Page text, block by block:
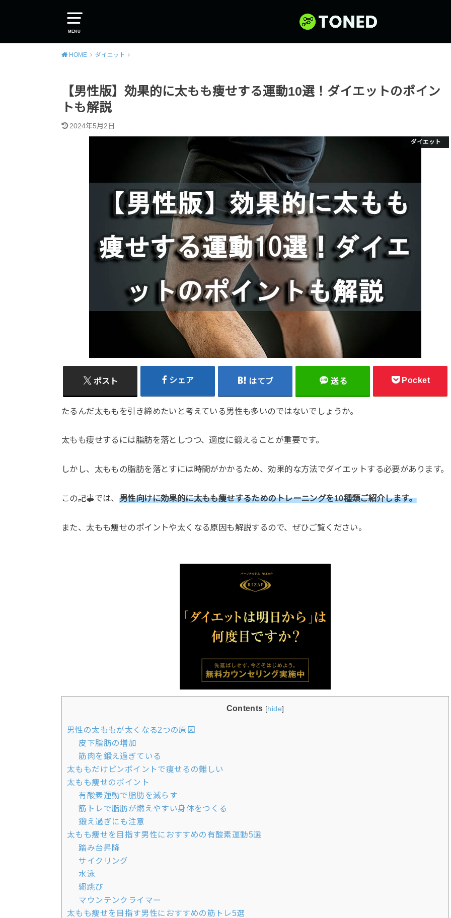
MENU
HOME ダイエット
【男性版】効果的に太もも痩せする運動10選！ダイエットのポイン
トも解説
2024年5月2日
ダイエット
ポスト シェア はてブ 送る Pocket
たるんだ太ももを引き締めたいと考えている男性も多いのではないでしょうか。
太もも痩せするには脂肪を落としつつ、適度に鍛えることが重要です。
しかし、太ももの脂肪を落とすには時間がかかるため、効果的な方法でダイエットする必要があります。
この記事では、 男性向けに効果的に太もも痩せするためのトレーニングを10種類ご紹介します。
また、太もも痩せのポイントや太くなる原因も解説するので、ぜひご覧ください。
Contents [hide]
男性の太ももが太くなる2つの原因
皮下脂肪の増加
筋肉を鍛え過ぎている
太ももだけピンポイントで痩せるの難しい
太もも痩せのポイント
有酸素運動で脂肪を減らす
筋トレで脂肪が燃えやすい身体をつくる
鍛え過ぎにも注意
太もも痩せを目指す男性におすすめの有酸素運動5選
踏み台昇降
サイクリング
水泳
縄跳び
マウンテンクライマー
太もも痩せを目指す男性におすすめの筋トレ5選